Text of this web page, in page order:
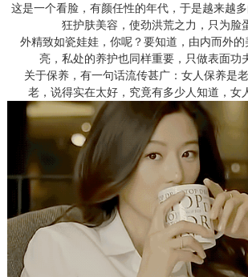
这是一个看脸，有颜任性的年代，于是越来越
狂护肤美容，使劲洪荒之力，只为脸
外精致如瓷娃娃，你呢？要知道，由内而外
亮，私处的养护也同样重要，只做表面功
关于保养，有一句话流传甚广：女人保养是
老，说得实在太好，究竟有多少人知道，女